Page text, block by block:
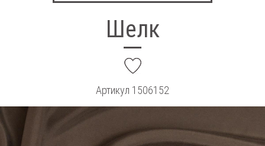
Шелк
Артикул 1506152